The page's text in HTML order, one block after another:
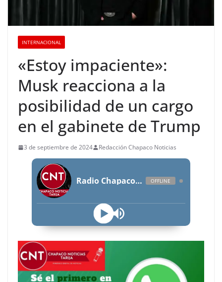
INTERNACIONAL
«Estoy impaciente»:
Musk reacciona a la
posibilidad de un cargo
en el gabinete de Trump
3 de septiembre de 2024 Redacción Chapaco Noticias
Radio Chapaco Noticias Las 24 horas en vivo OFFLINE